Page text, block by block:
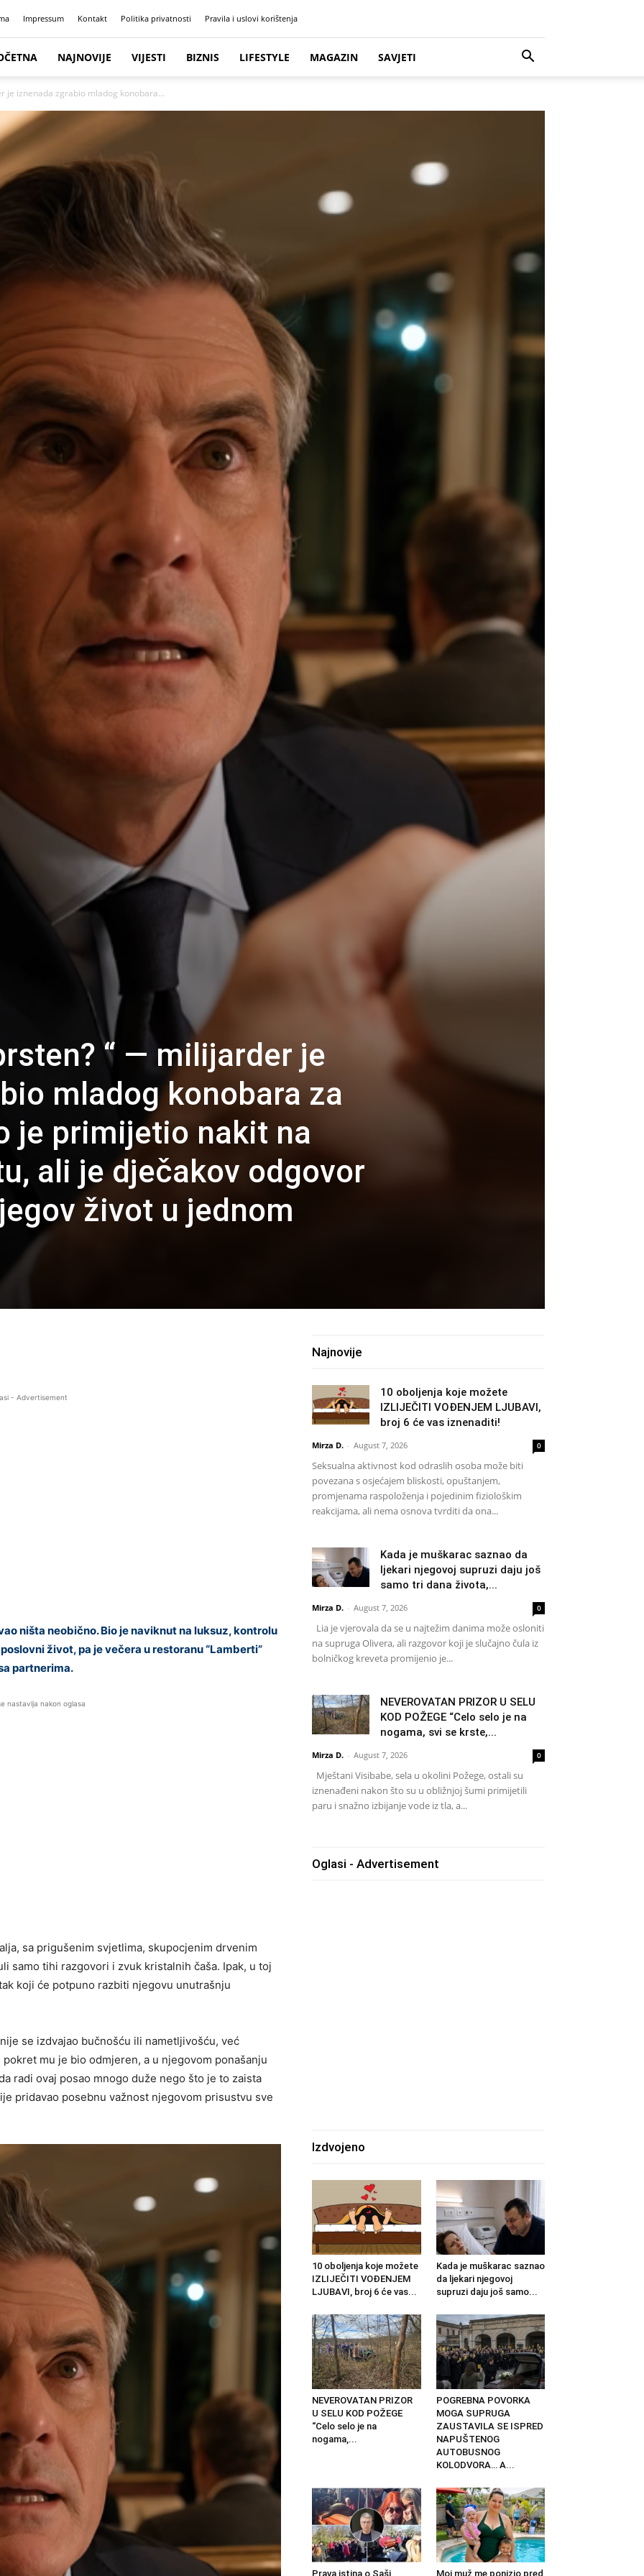
Impressum Kontakt Politika privatnosti Pravila i uslovi korištenja
NAJNOVIJE VIJESTI BIZNIS LIFESTYLE MAGAZIN SAVJETI
je iznenada zgrabio mladog konobara...
“ — milijarder je
mladog konobara za
je primijetio nakit na
ali je dječakov odgovor
život u jednom
- Advertisement
ništa neobično. Bio je naviknut na luksuz, kontrolu
život, pa je večera u restoranu “Lamberti”
partnerima.
nastavlja nakon oglasa
sa prigušenim svjetlima, skupocjenim drvenim
samo tihi razgovori i zvuk kristalnih čaša. Ipak, u toj
koji će potpuno razbiti njegovu unutrašnju
se izdvajao bučnošću ili nametljivošću, već
mu je bio odmjeren, a u njegovom ponašanju
radi ovaj posao mnogo duže nego što je to zaista
pridavao posebnu važnost njegovom prisustvu sve
Najnovije
10 oboljenja koje možete
IZLIJEČITI VOĐENJEM LJUBAVI,
broj 6 će vas iznenaditi!
Mirza D. - August 7, 2026 0
Seksualna aktivnost kod odraslih osoba može biti
povezana s osjećajem bliskosti, opuštanjem,
promjenama raspoloženja i pojedinim fiziološkim
reakcijama, ali nema osnova tvrditi da ona...
Kada je muškarac saznao da
ljekari njegovoj supruzi daju još
samo tri dana života,...
Mirza D. - August 7, 2026 0
Lia je vjerovala da se u najtežim danima može osloniti
na supruga Olivera, ali razgovor koji je slučajno čula iz
bolničkog kreveta promijenio je...
NEVEROVATAN PRIZOR U SELU
KOD POŽEGE “Celo selo je na
nogama, svi se krste,...
Mirza D. - August 7, 2026 0
Mještani Visibabe, sela u okolini Požege, ostali su
iznenađeni nakon što su u obližnjoj šumi primijetili
paru i snažno izbijanje vode iz tla, a...
Oglasi - Advertisement
Izdvojeno
10 oboljenja koje možete
IZLIJEČITI VOĐENJEM
LJUBAVI, broj 6 će vas...
Kada je muškarac saznao
da ljekari njegovoj
supruzi daju još samo...
NEVEROVATAN PRIZOR
U SELU KOD POŽEGE
“Celo selo je na
nogama,...
POGREBNA POVORKA
MOGA SUPRUGA
ZAUSTAVILA SE ISPRED
NAPUŠTENOG
AUTOBUSNOG
KOLODVORA… A...
Prava istina o Saši Moj muž me ponizio pred